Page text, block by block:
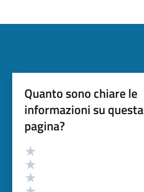
Quanto sono chiare le
informazioni su questa
pagina?
Valutazione